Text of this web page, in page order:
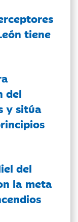
tiene
del
y sitúa
del
la meta